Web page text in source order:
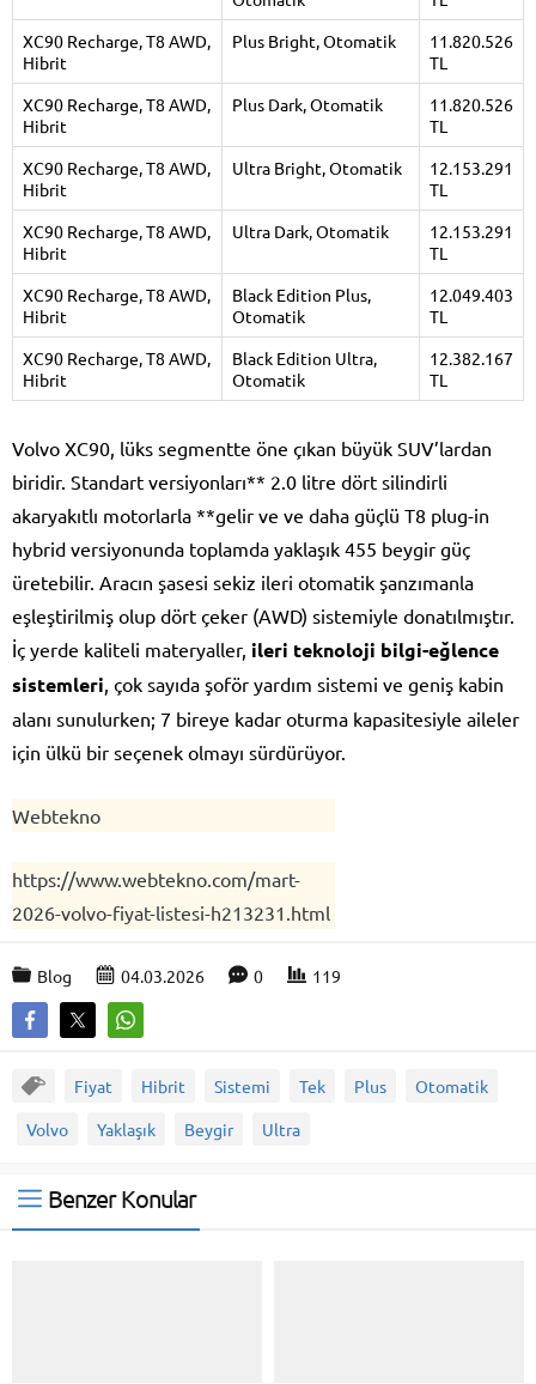
XC90 Recharge, T8 AWD,
Hibrit
Plus Bright, Otomatik
11.820.526
TL
XC90 Recharge, T8 AWD,
Hibrit
Plus Dark, Otomatik
11.820.526
TL
XC90 Recharge, T8 AWD,
Hibrit
Ultra Bright, Otomatik
12.153.291
TL
XC90 Recharge, T8 AWD,
Hibrit
Ultra Dark, Otomatik
12.153.291
TL
XC90 Recharge, T8 AWD,
Hibrit
Black Edition Plus,
Otomatik
12.049.403
TL
XC90 Recharge, T8 AWD,
Hibrit
Black Edition Ultra,
Otomatik
12.382.167
TL
Volvo XC90, lüks segmentte öne çıkan büyük SUV’lardan
biridir. Standart versiyonları** 2.0 litre dört silindirli
akaryakıtlı motorlarla **gelir ve ve daha güçlü T8 plug-in
hybrid versiyonunda toplamda yaklaşık 455 beygir güç
üretebilir. Aracın şasesi sekiz ileri otomatik şanzımanla
eşleştirilmiş olup dört çeker (AWD) sistemiyle donatılmıştır.
İç yerde kaliteli materyaller, ileri teknoloji bilgi-eğlence
sistemleri , çok sayıda şoför yardım sistemi ve geniş kabin
alanı sunulurken; 7 bireye kadar oturma kapasitesiyle aileler
için ülkü bir seçenek olmayı sürdürüyor.
Webtekno
https://www.webtekno.com/mart-
2026-volvo-fiyat-listesi-h213231.html
Blog 04.03.2026 0 119
Fiyat Hibrit Sistemi Tek Plus
Otomatik
Volvo
Yaklaşık Beygir Ultra
Benzer Konular